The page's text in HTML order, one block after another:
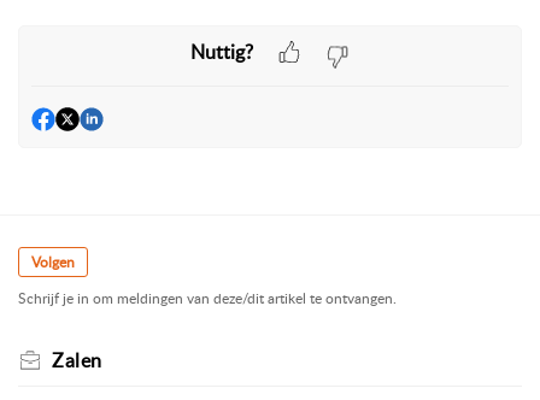
Nuttig?
Volgen
Schrijf je in om meldingen van deze/dit artikel te ontvangen.
Zalen